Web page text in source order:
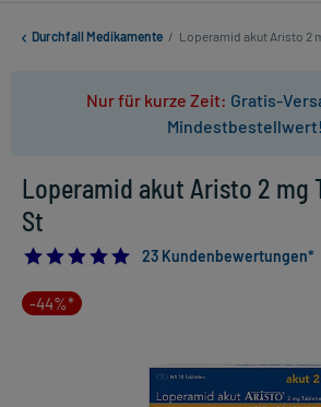
Durchfall Medikamente / Loperamid akut Aristo 2
Nur für kurze Zeit: Gratis-
Mindestbestellwert!
Loperamid akut Aristo 2 mg
St
4.826086956521739
23 Kundenbewertungen*
-44%*